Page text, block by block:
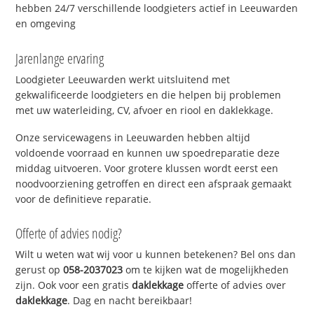
hebben 24/7 verschillende loodgieters actief in Leeuwarden
en omgeving
Jarenlange ervaring
Loodgieter Leeuwarden werkt uitsluitend met
gekwalificeerde loodgieters en die helpen bij problemen
met uw waterleiding, CV, afvoer en riool en daklekkage.
Onze servicewagens in Leeuwarden hebben altijd
voldoende voorraad en kunnen uw spoedreparatie deze
middag uitvoeren. Voor grotere klussen wordt eerst een
noodvoorziening getroffen en direct een afspraak gemaakt
voor de definitieve reparatie.
Offerte of advies nodig?
Wilt u weten wat wij voor u kunnen betekenen? Bel ons dan
gerust op058-2037023 om te kijken wat de mogelijkheden
zijn. Ook voor een gratisdaklekkage offerte of advies over
daklekkage. Dag en nacht bereikbaar!